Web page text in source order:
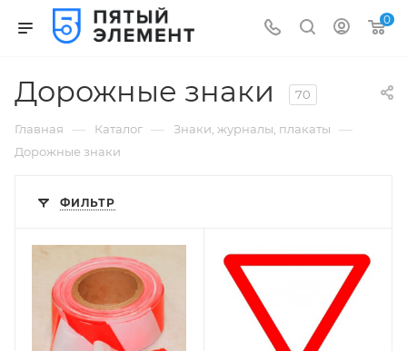
0
Дорожные знаки 70
Главная — Каталог — Знаки, журналы, плакаты —
Дорожные знаки
ФИЛЬТР